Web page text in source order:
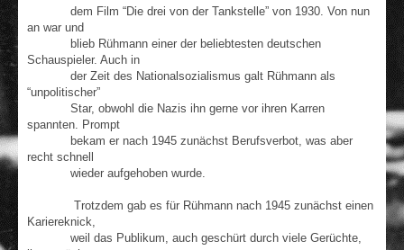
dem Film “Die drei von der Tankstelle” von 1930. Von nun
an war und
blieb Rühmann einer der beliebtesten deutschen
Schauspieler. Auch in
der Zeit des Nationalsozialismus galt Rühmann als
“unpolitischer”
Star, obwohl die Nazis ihn gerne vor ihren Karren
spannten. Prompt
bekam er nach 1945 zunächst Berufsverbot, was aber
recht schnell
wieder aufgehoben wurde.
Trotzdem gab es für Rühmann nach 1945 zunächst einen
Kariereknick,
weil das Publikum, auch geschürt durch viele Gerüchte,